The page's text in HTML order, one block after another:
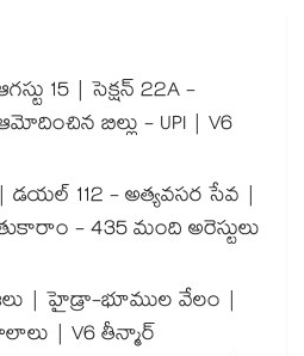
15 | సెక్షన్ 22A -
బిల్లు - UPI | V6
డయల్ 112 - అత్యవసర సేవ |
- 435 మంది అరెస్టులు
| హైడ్రా-భూముల వేలం |
| V6 తీన్మార్